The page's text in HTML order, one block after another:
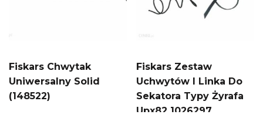
Fiskars Chwytak
Uniwersalny Solid
(148522)
Fiskars Zestaw
Uchwytów I Linka Do
Sekatora Typy Żyrafa
Upx82 1026297